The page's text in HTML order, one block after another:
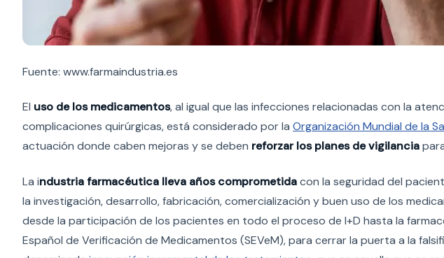
Fuente: www.farmaindustria.es
El uso de los medicamentos, al igual que las infecciones relacionadas con la
complicaciones quirúrgicas, está considerado por la Organización Mundial de la
actuación donde caben mejoras y se deben reforzar los planes de vigilancia
La industria farmacéutica lleva años comprometidacon la seguridad del
la investigación, desarrollo, fabricación, comercialización y buen uso de los
desde la participación de los pacientes en todo el proceso de I+D hasta la
Español de Verificación de Medicamentos (SEVeM), para cerrar la puerta a la